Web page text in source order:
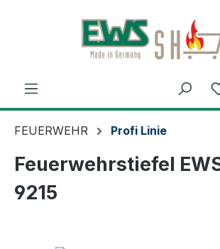
Zum Hauptinhalt springen
FEUERWEHR Profi Linie
Feuerwehrstiefel
9215